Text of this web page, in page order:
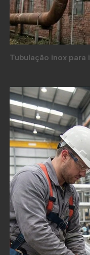
Tubulação inox